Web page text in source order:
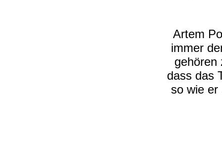
Artem
immer
gehören
dass das
so wie er